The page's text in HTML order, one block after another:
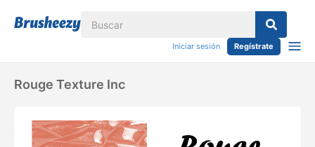
Iniciar sesión Regístrate
Rouge Texture Inc